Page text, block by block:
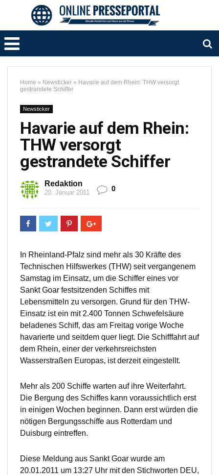
Home » Newsticker » Havarie auf dem Rhein: THW versorgt
gestrandete Schiffer
Newsticker
Havarie auf dem Rhein:
THW versorgt
gestrandete Schiffer
Redaktion
20. Januar 2011 0
In Rheinland-Pfalz sind mehr als 30 Kräfte des
Technischen Hilfswerkes (THW) seit vergangenem
Samstag im Einsatz, um die Schiffer eines vor
Sankt Goar festsitzenden Schiffes mit
Lebensmitteln zu versorgen. Grund für den THW-
Einsatz ist ein mit 2.400 Tonnen Schwefelsäure
beladenes Schiff, das am Freitag vorige Woche
havarierte und seitdem quer liegt. Die Schifffahrt auf
dem Rhein, einer der verkehrsreichsten
Wasserstraßen Europas, ist derzeit eingestellt.
Mehr als 200 Schiffe warten auf ihre Weiterfahrt.
Die Bergung des Schiffes kann voraussichtlich erst
in einigen Wochen beginnen. Dann erst würden die
nötigen Bergungsschiffe aus Rotterdam und
Duisburg eintreffen.
Diese Meldung aus Sankt Goar wurde am
20.01.2011 um 13:27 Uhr mit den Stichworten DEU,